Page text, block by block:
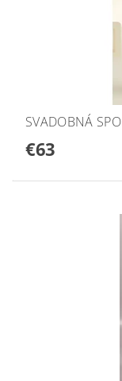
SVADOBNÁ
€63